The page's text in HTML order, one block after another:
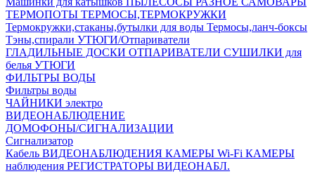
ТЕРМОПОТЫ ТЕРМОСЫ,ТЕРМОКРУЖКИ
Термокружки,стаканы,бутылки для воды Термосы,ланч-боксы
Тэны,спирали УТЮГИ/Отпариватели
ГЛАДИЛЬНЫЕ ДОСКИ ОТПАРИВАТЕЛИ СУШИЛКИ для
белья УТЮГИ
ФИЛЬТРЫ ВОДЫ
Фильтры воды
ЧАЙНИКИ электро
ВИДЕОНАБЛЮДЕНИЕ
ДОМОФОНЫ/СИГНАЛИЗАЦИИ
Сигнализатор
Кабель ВИДЕОНАБЛЮДЕНИЯ КАМЕРЫ Wi-Fi КАМЕРЫ
наблюдения РЕГИСТРАТОРЫ ВИДЕОНАБЛ.